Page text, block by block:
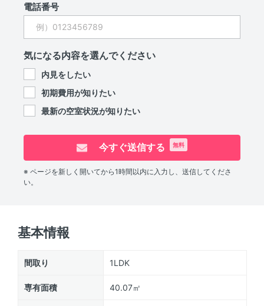
電話番号
気になる内容を選んでください
内見をしたい
初期費用が知りたい
最新の空室状況が知りたい
今すぐ送信する 無料
※ ページを新しく開いてから1時間以内に入力し、送信してくださ
い。
基本情報
間取り 1LDK
専有面積 40.07㎡